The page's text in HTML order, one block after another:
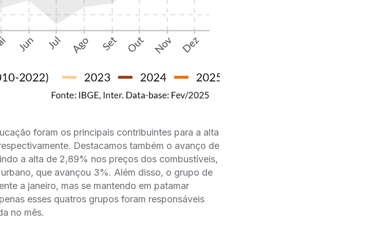
foram os principais contribuintes para a alta
Destacamos também o avanço de
a alta de 2,89% nos preços dos combustíveis,
que avançou 3%. Além disso, o grupo de
a janeiro, mas se mantendo em patamar
esses quatros grupos foram responsáveis
no mês.